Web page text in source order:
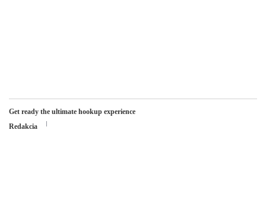
Get ready the ultimate hookup experience
Redakcia